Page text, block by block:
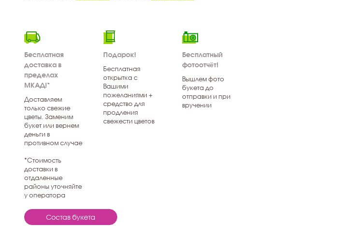
Бесплатная
доставка в
пределах
МКАД!*
Доставляем
только свежие
цветы. Заменим
букет или вернем
деньги в
противном случае
*Стоимость
доставки в
отдаленные
районы уточняйте
у оператора
Подарок!
Бесплатная
открытка с
Вашими
пожеланиями +
средство для
продления
свежести цветов
Бесплатный
фотоотчёт!
Вышлем фото
букета до
отправки и при
вручении
Состав букета